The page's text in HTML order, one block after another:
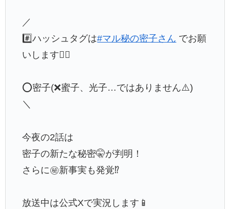
／
#️⃣ハッシュタグは#マル秘の密子さん でお願
いします🙇‍♀️
⭕️密子(❌蜜子、光子…ではありません⚠️)
＼
今夜の2話は
密子の新たな秘密🤫が判明！
さらに㊙️新事実も発覚⁉︎
放送中は公式Xで実況します📱